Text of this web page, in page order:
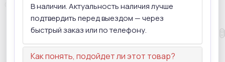
В наличии. Актуальность наличия лучше
подтвердить перед выездом — через
быстрый заказ или по телефону.
Как понять, подойдет ли этот товар?